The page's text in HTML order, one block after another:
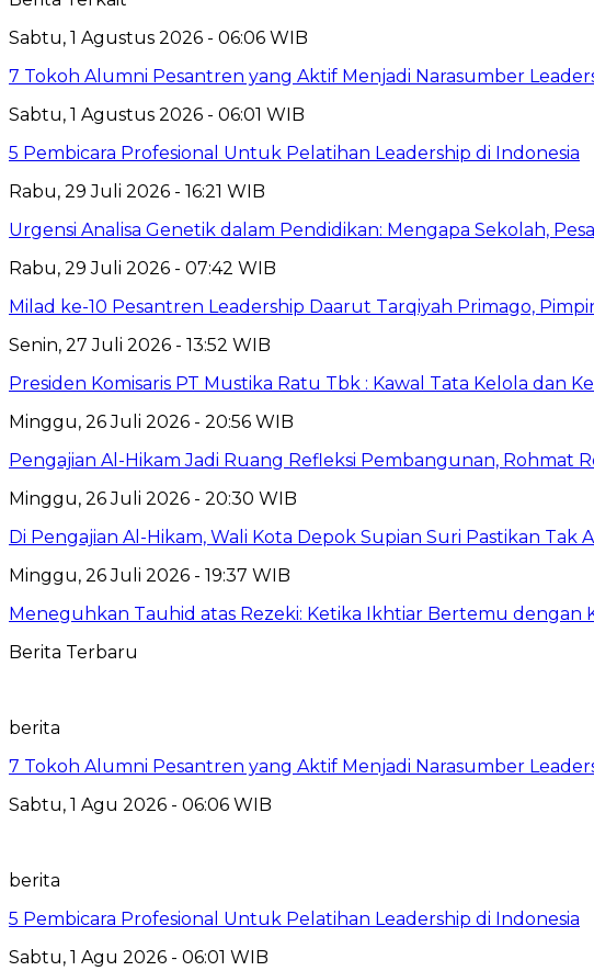
Sabtu, 1 Agustus 2026 - 06:06 WIB
7 Tokoh Alumni Pesantren yang Aktif Menjadi Narasumber
Sabtu, 1 Agustus 2026 - 06:01 WIB
5 Pembicara Profesional Untuk Pelatihan Leadership di Indonesia
Rabu, 29 Juli 2026 - 16:21 WIB
Urgensi Analisa Genetik dalam Pendidikan: Mengapa Sekolah,
Rabu, 29 Juli 2026 - 07:42 WIB
Milad ke-10 Pesantren Leadership Daarut Tarqiyah Primago,
Senin, 27 Juli 2026 - 13:52 WIB
Presiden Komisaris PT Mustika Ratu Tbk : Kawal Tata Kelola dan
Minggu, 26 Juli 2026 - 20:56 WIB
Pengajian Al-Hikam Jadi Ruang Refleksi Pembangunan, Rohmat
Minggu, 26 Juli 2026 - 20:30 WIB
Di Pengajian Al-Hikam, Wali Kota Depok Supian Suri Pastikan Tak
Minggu, 26 Juli 2026 - 19:37 WIB
Meneguhkan Tauhid atas Rezeki: Ketika Ikhtiar Bertemu dengan
Berita Terbaru
berita
7 Tokoh Alumni Pesantren yang Aktif Menjadi Narasumber
Sabtu, 1 Agu 2026 - 06:06 WIB
berita
5 Pembicara Profesional Untuk Pelatihan Leadership di Indonesia
Sabtu, 1 Agu 2026 - 06:01 WIB